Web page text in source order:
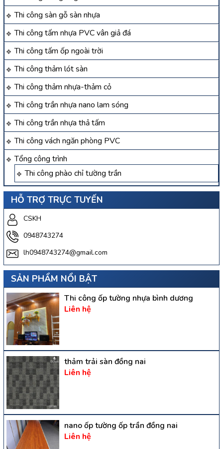
Thi công sàn gỗ sàn nhựa
Thi công tấm nhựa PVC vân giả đá
Thi công tấm ốp ngoài trời
Thi công thảm lót sàn
Thi công thảm nhựa-thảm cỏ
Thi công trần nhựa nano lam sóng
Thi công trần nhựa thả tấm
Thi công vách ngăn phòng PVC
Tổng công trình
Thi công phào chỉ tường trần
HỖ TRỢ TRỰC TUYẾN
CSKH
0948743274
lh0948743274@gmail.com
SẢN PHẨM NỔI BẬT
Thi công ốp tường nhựa bình dương
Liên hệ
thảm trải sàn đồng nai
Liên hệ
nano ốp tường ốp trần đồng nai
Liên hệ